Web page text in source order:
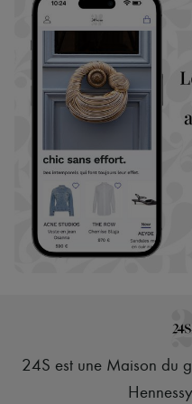
24S est une Maison du